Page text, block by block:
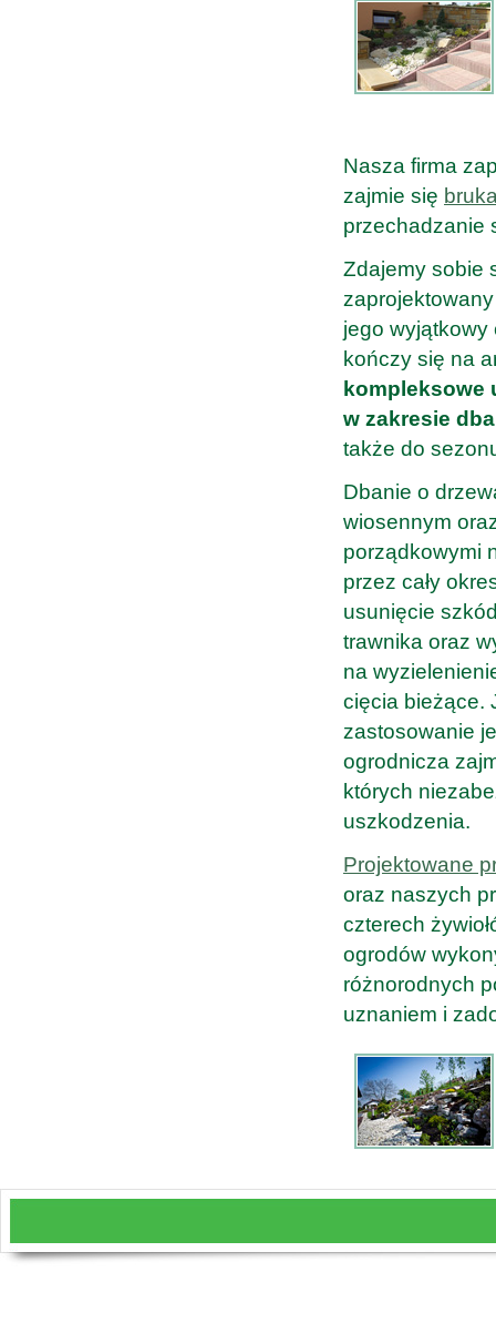
Nasza firma
zajmie się
przechadzanie
Zdajemy sobie
jego wyjątkowy
kończy się na
kompleksowe
w zakresie
także do
Dbanie o
wiosennym
porządkowymi
przez cały
usunięcie
trawnika oraz
na
cięcia bieżące.
zastosowanie
ogrodnicza
których
uszkodzenia.
Projektowane
oraz naszych
czterech
ogrodów
różnorodnych
uznaniem i